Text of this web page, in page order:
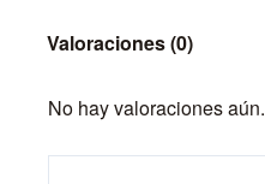
Valoraciones (0)
No hay valoraciones aún.